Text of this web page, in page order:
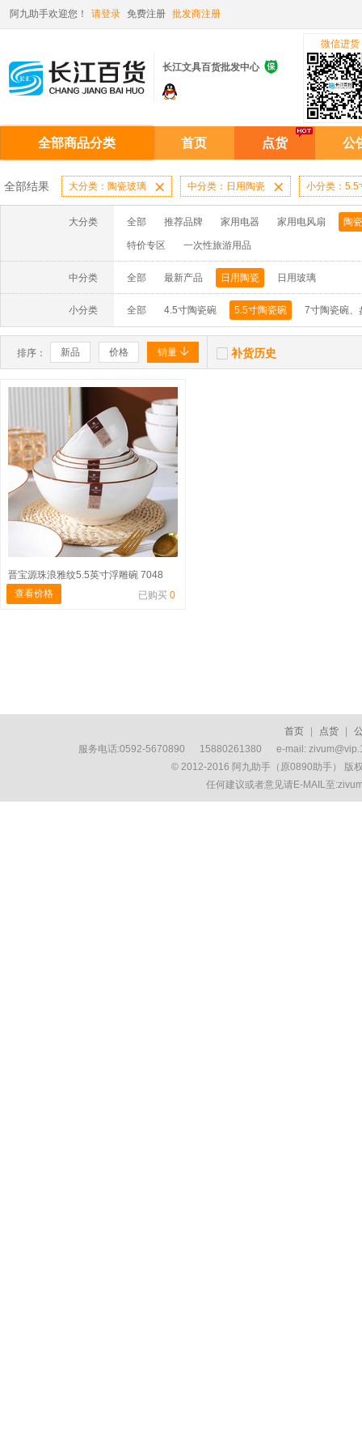
阿九助手欢迎您！ 请登录 免费注册 批发商注册
长江文具百货批发中心 
微信进货
全部商品分类 首页 点货 公
全部结果 大分类：陶瓷玻璃  中分类：日用陶瓷  小分类：5.5
大分类 全部 推荐品牌 家用电器 家用电风扇 陶
特价专区 一次性旅游用品
中分类 全部 最新产品 日用陶瓷 日用玻璃
小分类 全部 4.5寸陶瓷碗 5.5寸陶瓷碗 7寸陶瓷碗、
排序： 新品 价格 销量   补货历史
晋宝源珠浪雅纹5.5英寸浮雕碗 7048
查看价格
已购买 0
首页 点货
服务电话:0592-5670890 15880261380 e-mail:
© 2012-2016 阿九助手（原0890助手） 版
任何建议或者意见请E-MAIL至